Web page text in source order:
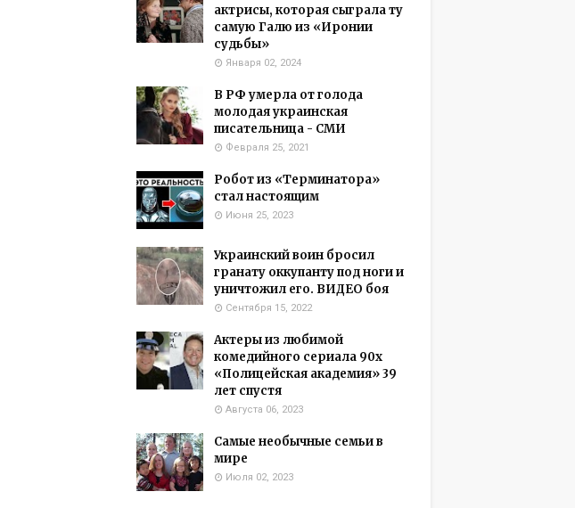
актрисы, которая сыграла ту
самую Галю из «Иронии
судьбы»
Января 02, 2024
В РФ умерла от голода
молодая украинская
писательница - СМИ
Февраля 25, 2021
Робот из «Терминатора»
стал настоящим
Июня 25, 2023
Украинский воин бросил
гранату оккупанту под ноги и
уничтожил его. ВИДЕО боя
Сентября 15, 2022
Актеры из любимой
комедийного сериала 90х
«Полицейская академия» 39
лет спустя
Августа 06, 2023
Самые необычные семьи в
мире
Июля 02, 2023